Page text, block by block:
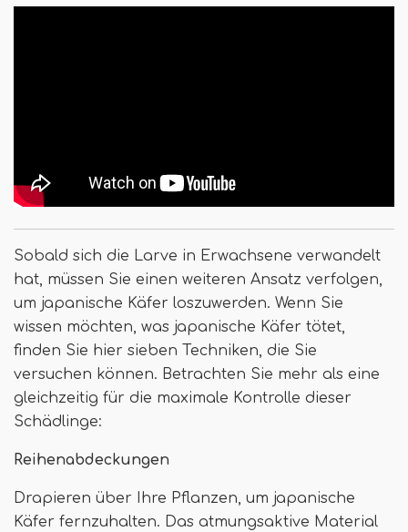
Sobald sich die Larve in Erwachsene verwandelt
hat, müssen Sie einen weiteren Ansatz verfolgen,
um japanische Käfer loszuwerden. Wenn Sie
wissen möchten, was japanische Käfer tötet,
finden Sie hier sieben Techniken, die Sie
versuchen können. Betrachten Sie mehr als eine
gleichzeitig für die maximale Kontrolle dieser
Schädlinge:
Reihenabdeckungen
Drapieren über Ihre Pflanzen, um japanische
Käfer fernzuhalten. Das atmungsaktive Material